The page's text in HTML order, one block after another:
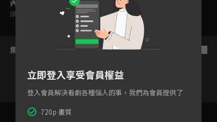
內容標籤
保護級
集數列表
90 91
立即登入享受會員權益
登入會員解決看劇各種惱人的事，我們為會員提供了
720p 畫質